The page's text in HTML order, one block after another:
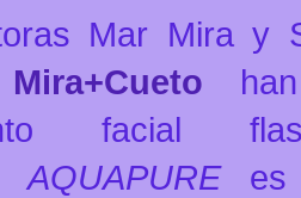
Mar Mira y
facial
AQUAPURE